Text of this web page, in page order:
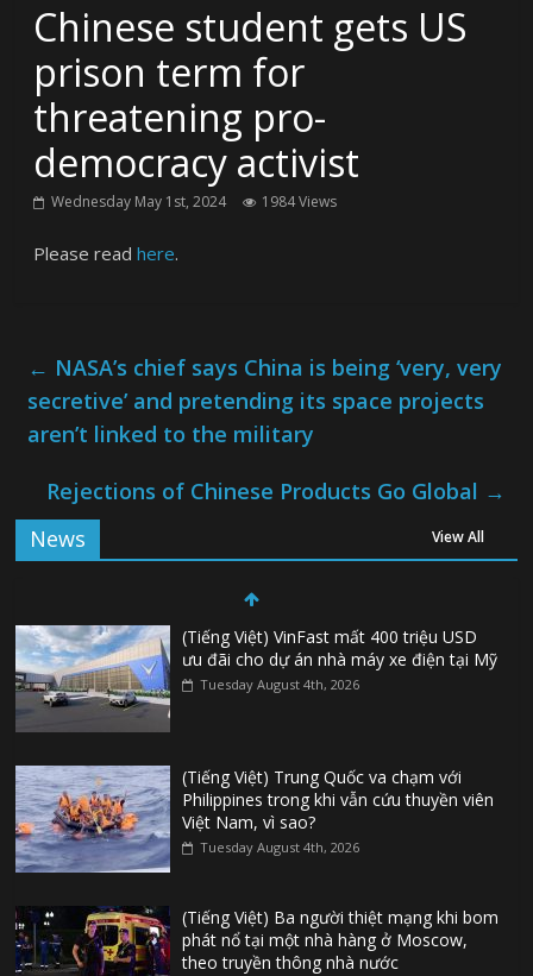
Chinese student gets US
prison term for
threatening pro-
democracy activist
Wednesday May 1st, 2024 1984 Views
Please readhere.
← NASA’s chief says China is being ‘very, very
secretive’ and pretending its space projects
aren’t linked to the military
Rejections of Chinese Products Go Global →
News
View All
(Tiếng Việt) VinFast mất 400 triệu USD
ưu đãi cho dự án nhà máy xe điện tại Mỹ
Tuesday August 4th, 2026
(Tiếng Việt) Trung Quốc va chạm với
Philippines trong khi vẫn cứu thuyền viên
Việt Nam, vì sao?
Tuesday August 4th, 2026
(Tiếng Việt) Ba người thiệt mạng khi bom
phát nổ tại một nhà hàng ở Moscow,
theo truyền thông nhà nước